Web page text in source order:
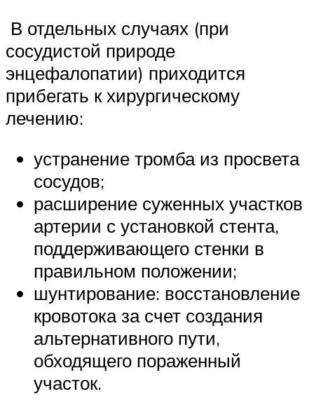
В отдельных случаях (при
сосудистой природе
энцефалопатии) приходится
прибегать к хирургическому
лечению:
устранение тромба из просвета
сосудов;
расширение суженных участков
артерии с установкой стента,
поддерживающего стенки в
правильном положении;
шунтирование: восстановление
кровотока за счет создания
альтернативного пути,
обходящего пораженный
участок.